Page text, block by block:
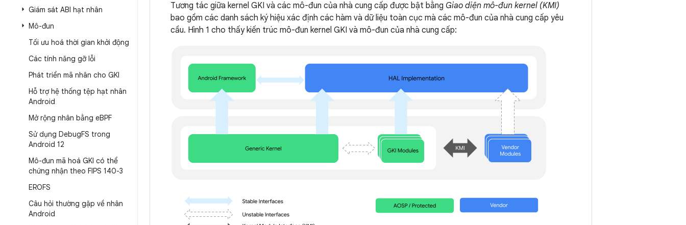
Giám sát ABI hạt nhân
Mô-đun
Tối ưu hoá thời gian khởi động
Các tính năng gỡ lỗi
Phát triển mã nhân cho GKI
Hỗ trợ hệ thống tệp hạt nhân
Android
Mở rộng nhân bằng eBPF
Sử dụng DebugFS trong
Android 12
Mô-đun mã hoá GKI có thể
chứng nhận theo FIPS 140-3
EROFS
Câu hỏi thường gặp về nhân
Android
Tương tác giữa kernel GKI và các mô-đun của nhà cung cấp được bật bằng Giao diện mô-đun kernel (KMI)
bao gồm các danh sách ký hiệu xác định các hàm và dữ liệu toàn cục mà các mô-đun của nhà cung cấp yêu
cầu. Hình 1 cho thấy kiến trúc mô-đun kernel GKI và mô-đun của nhà cung cấp: